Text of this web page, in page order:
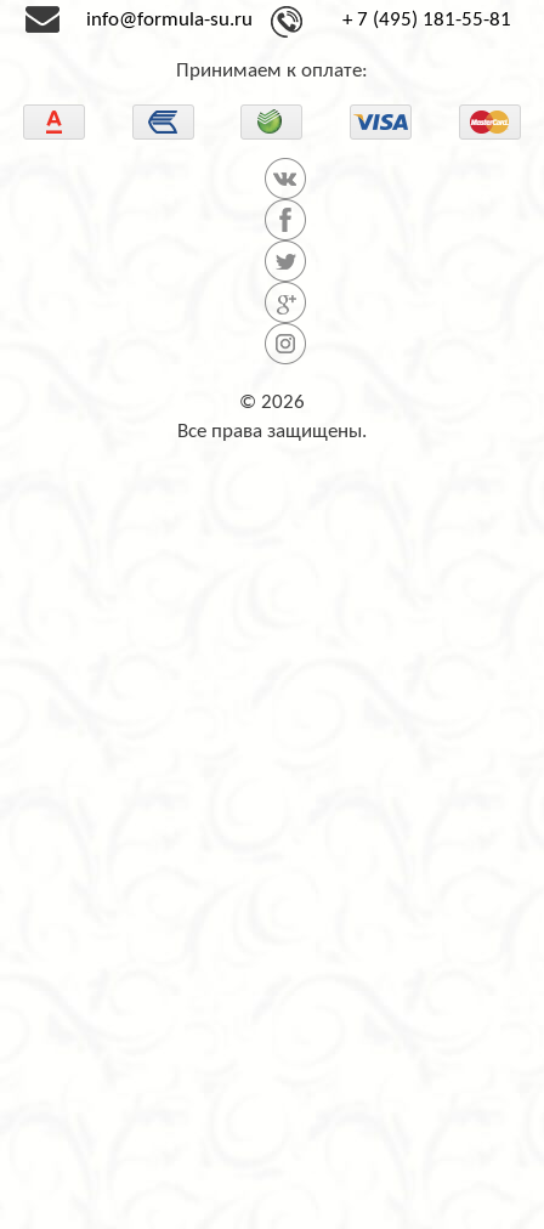
info@formula-su.ru + 7 (495) 181-55-81
Принимаем к оплате:
© 2026
Все права защищены.